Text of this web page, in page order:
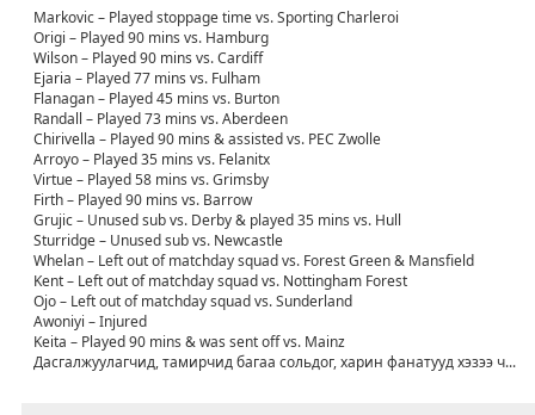
S
E
R
э
г
Markovic – Played stoppage time vs. Sporting Charleroi
Origi – Played 90 mins vs. Hamburg
Wilson – Played 90 mins vs. Cardiff
Ejaria – Played 77 mins vs. Fulham
Flanagan – Played 45 mins vs. Burton
Randall – Played 73 mins vs. Aberdeen
Chirivella – Played 90 mins & assisted vs. PEC Zwolle
Arroyo – Played 35 mins vs. Felanitx
Virtue – Played 58 mins vs. Grimsby
Firth – Played 90 mins vs. Barrow
Grujic – Unused sub vs. Derby & played 35 mins vs. Hull
Sturridge – Unused sub vs. Newcastle
Whelan – Left out of matchday squad vs. Forest Green & Mansfield
Kent – Left out of matchday squad vs. Nottingham Forest
Ojo – Left out of matchday squad vs. Sunderland
Awoniyi – Injured
Keita – Played 90 mins & was sent off vs. Mainz
Дасгалжуулагчид, тамирчид багаа сольдог, харин фанатууд хэзээ ч...